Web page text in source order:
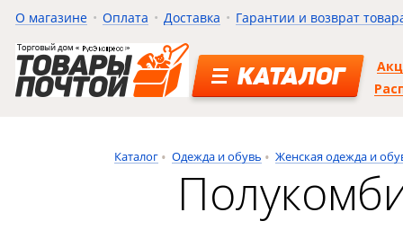
О магазине Оплата Доставка Гарантии и возврат
КАТАЛОГ
Каталог Одежда и обувь Женская одежда и